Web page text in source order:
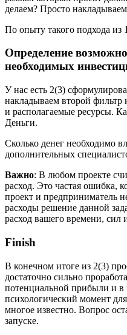
делаем? Просто
По опыту такого подхода из
Определение
необходимых
У нас есть 2(3)
накладываем второй
и располагаемые ресурсы.
Деньги.
Сколько денег необходимо
дополнительных
Важно: В любом проекте
расход. Это частая ошибка,
проект и предприниматель
расходы решение данной
расход вашего времени, сил
Finish
В конечном итоге из 2(3)
достаточно сильно
потенциальной прибыли и
психологический момент
многое известно. Вопрос
запуске.